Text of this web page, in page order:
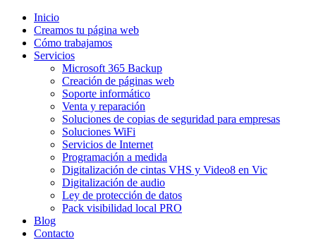
Inicio
Creamos tu página web
Cómo trabajamos
Servicios
Microsoft 365 Backup
Creación de páginas web
Soporte informático
Venta y reparación
Soluciones de copias de seguridad para empresas
Soluciones WiFi
Servicios de Internet
Programación a medida
Digitalización de cintas VHS y Video8 en Vic
Digitalización de audio
Ley de protección de datos
Pack visibilidad local PRO
Blog
Contacto